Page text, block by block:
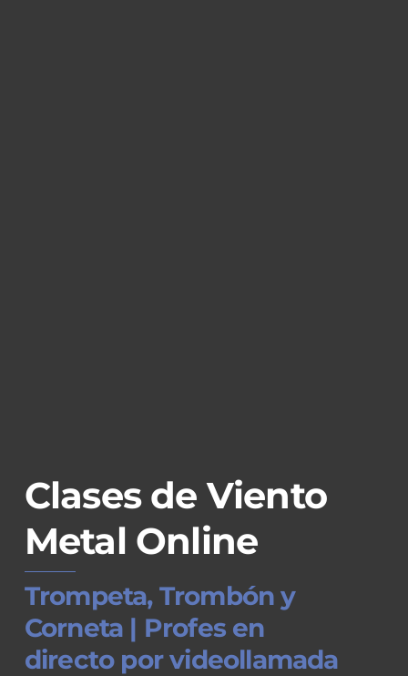
Clases de Viento
Metal Online
Trompeta, Trombón y
Corneta | Profes en
directo por videollamada